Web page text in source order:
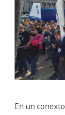
En un